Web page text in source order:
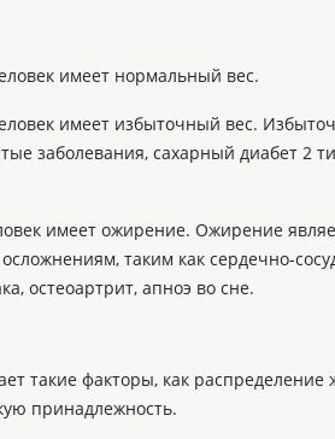
имеет нормальный вес.
имеет избыточный вес.
заболевания, сахарный диабет 2
имеет ожирение. Ожирение
таким как сердечно-
остеоартрит, апноэ во сне.
такие факторы, как распределение
принадлежность.